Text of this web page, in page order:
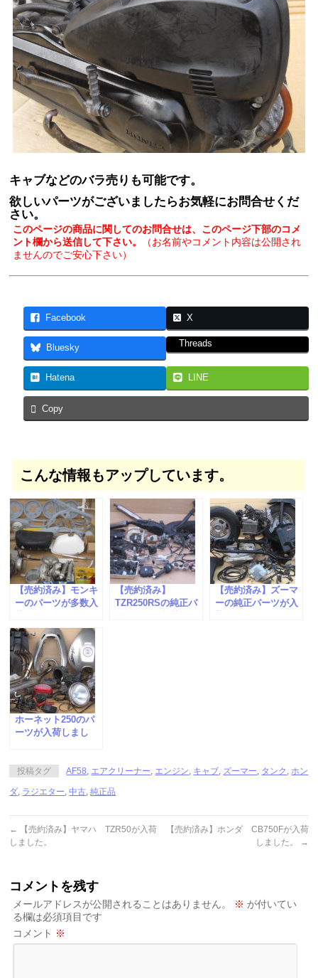
キャブなどのバラ売りも可能です。
欲しいパーツがございましたらお気軽にお問合せくだ
さい。
このページの商品に関してのお問合せは、このページ下部のコメ
ント欄から送信して下さい。
（お名前やコメント内容は公開され
ませんのでご安心下さい）
Facebook X
Bluesky Threads
Hatena LINE
Copy
こんな情報もアップしています。
【売約済み】モンキ
ーのパーツが多数入
【売約済み】
TZR250RSの純正パ
【売約済み】ズーマ
ーの純正パーツが入
ホーネット250のパ
ーツが入荷しまし
投稿タグ AF58, エアクリーナー, エンジン, キャブ, ズーマー, タンク ,ホン
ダ, ラジエター,中古,純正品
←
【売約済み】ヤマハ TZR50が入荷
しました。
【売約済み】ホンダ CB750Fが入荷
しました。
→
コメントを残す
メールアドレスが公開されることはありません。 ※ が付いてい
る欄は必須項目です
コメント ※